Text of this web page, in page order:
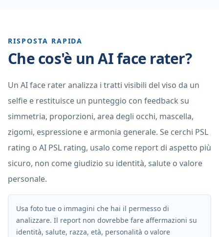
RISPOSTA RAPIDA
Che cos'è un AI face rater?
Un AI face rater analizza i tratti visibili del viso da un
selfie e restituisce un punteggio con feedback su
simmetria, proporzioni, area degli occhi, mascella,
zigomi, espressione e armonia generale. Se cerchi PSL
rating o AI PSL rating, usalo come report di aspetto più
sicuro, non come giudizio su identità, salute o valore
personale.
Usa foto tue o immagini che hai il permesso di
analizzare. Il report non dovrebbe fare affermazioni su
identità, salute, razza, età, personalità o valore